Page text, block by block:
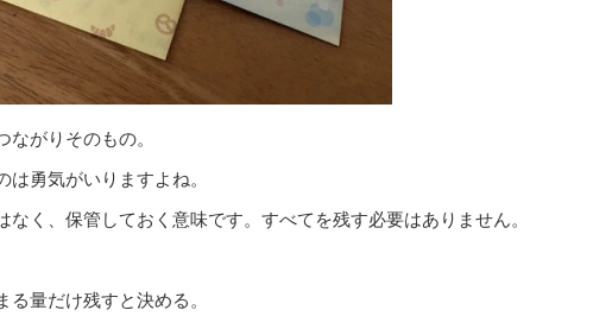
がりそのもの。
は勇気がいりますよね。
なく、保管しておく意味です。すべてを残す必要はありません。
る量だけ残すと決める。